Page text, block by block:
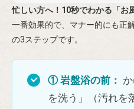
忙しい方へ！10秒でわかる「お
一番効果的で、マナー的にも正
の3ステップです。
① 岩盤浴の前：
を洗う」（汚れを